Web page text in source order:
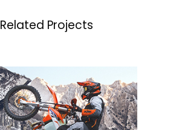
Related Projects